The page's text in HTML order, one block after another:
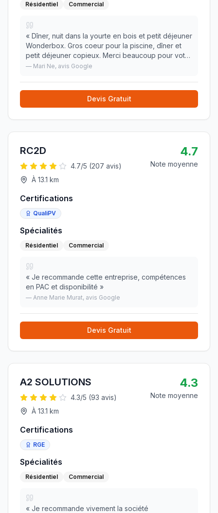
Résidentiel Commercial
« Dîner, nuit dans la yourte en bois et petit déjeuner
Wonderbox. Gros coeur pour la piscine, dîner et
petit déjeuner copieux. Merci beaucoup pour votre
gentillesse»
— Mari Ne, avis Google
Devis Gratuit
RC2D
4.7/5 (207 avis)
À 13.1 km
4.7
Note moyenne
Certifications
QualiPV
Spécialités
Résidentiel Commercial
« Je recommande cette entreprise, compétences
en PAC et disponibilité »
— Anne Marie Murat, avis Google
Devis Gratuit
A2 SOLUTIONS
4.3/5 (93 avis)
À 13.1 km
4.3
Note moyenne
Certifications
RGE
Spécialités
Résidentiel Commercial
« Je recommande vivement la société